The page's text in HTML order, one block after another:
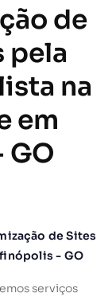
de
pela
na
em
de Sites
- GO
serviços